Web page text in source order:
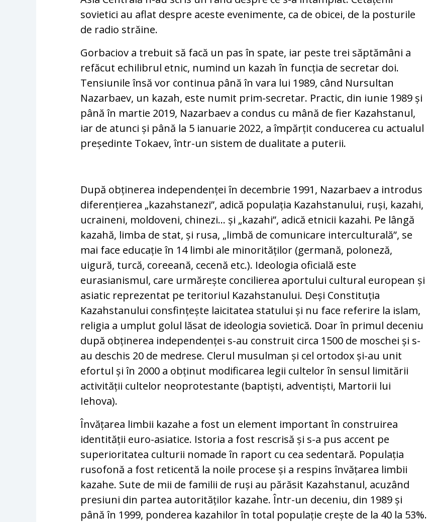
sovietici au aflat despre aceste evenimente, ca de obicei, de la posturile
de radio străine.
Gorbaciov a trebuit să facă un pas în spate, iar peste trei săptămâni a
refăcut echilibrul etnic, numind un kazah în funcția de secretar doi.
Tensiunile însă vor continua până în vara lui 1989, când Nursultan
Nazarbaev, un kazah, este numit prim-secretar. Practic, din iunie 1989 și
până în martie 2019, Nazarbaev a condus cu mână de fier Kazahstanul,
iar de atunci și până la 5 ianuarie 2022, a împărțit conducerea cu actualul
președinte Tokaev, într-un sistem de dualitate a puterii.
După obținerea independenței în decembrie 1991, Nazarbaev a introdus
diferențierea „kazahstanezi”, adică populația Kazahstanului, ruși, kazahi,
ucraineni, moldoveni, chinezi… și „kazahi”, adică etnicii kazahi. Pe lângă
kazahă, limba de stat, și rusa, „limbă de comunicare interculturală”, se
mai face educație în 14 limbi ale minorităților (germană, poloneză,
uigură, turcă, coreeană, cecenă etc.). Ideologia oficială este
eurasianismul, care urmărește concilierea aportului cultural european și
asiatic reprezentat pe teritoriul Kazahstanului. Deși Constituția
Kazahstanului consfințește laicitatea statului și nu face referire la islam,
religia a umplut golul lăsat de ideologia sovietică. Doar în primul deceniu
după obținerea independenței s-au construit circa 1500 de moschei și s-
au deschis 20 de medrese. Clerul musulman și cel ortodox și-au unit
efortul și în 2000 a obținut modificarea legii cultelor în sensul limitării
activității cultelor neoprotestante (baptiști, adventiști, Martorii lui
Iehova).
Învățarea limbii kazahe a fost un element important în construirea
identității euro-asiatice. Istoria a fost rescrisă și s-a pus accent pe
superioritatea culturii nomade în raport cu cea sedentară. Populația
rusofonă a fost reticentă la noile procese și a respins învățarea limbii
kazahe. Sute de mii de familii de ruși au părăsit Kazahstanul, acuzând
presiuni din partea autorităților kazahe. Într-un deceniu, din 1989 și
până în 1999, ponderea kazahilor în total populație crește de la 40 la 53%.